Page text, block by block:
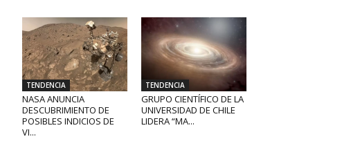
TENDENCIA
NASA ANUNCIA
DESCUBRIMIENTO DE
POSIBLES INDICIOS DE
VI...
TENDENCIA
GRUPO CIENTÍFICO DE LA
UNIVERSIDAD DE CHILE
LIDERA “MA...